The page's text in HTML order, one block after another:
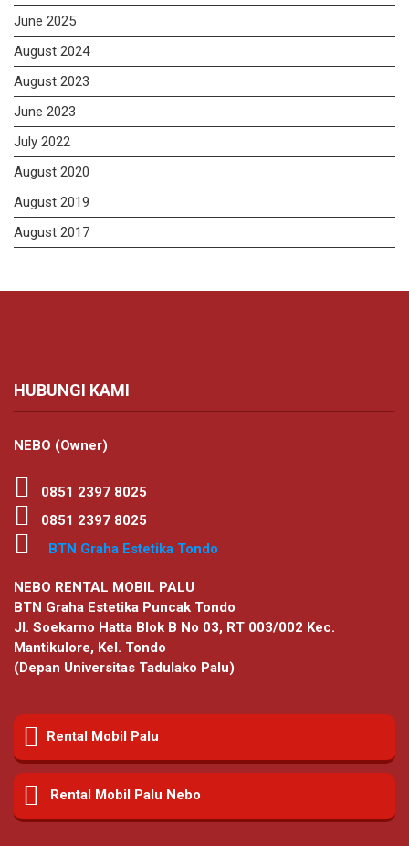
June 2025
August 2024
August 2023
June 2023
July 2022
August 2020
August 2019
August 2017
HUBUNGI KAMI
NEBO (Owner)
0851 2397 8025
0851 2397 8025
BTN Graha Estetika Tondo
NEBO RENTAL MOBIL PALU
BTN Graha Estetika Puncak Tondo
Jl. Soekarno Hatta Blok B No 03, RT 003/002 Kec.
Mantikulore, Kel. Tondo
(Depan Universitas Tadulako Palu)
Rental Mobil Palu
Rental Mobil Palu Nebo